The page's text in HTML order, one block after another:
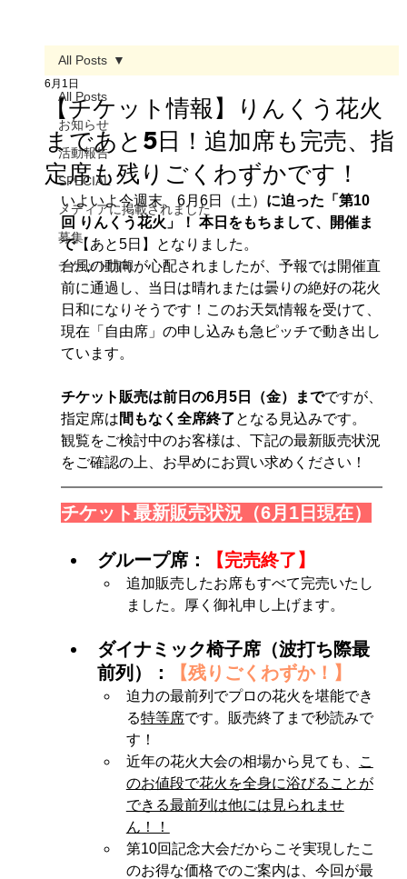
All Posts
お知らせ
活動報告
SPECIAL
メディアに掲載されました
募集
チケット情報
All Posts
【チケット情報】りんくう花火
まであと5日！追加席も完売、指
定席も残りごくわずかです！
6月1日
いよいよ今週末、6月6日（土） に迫った「第10
回 りんくう花火」！ 本日をもちまして、開催ま
で【あと5日】となりました。
台風の動向が心配されましたが、予報では開催直
前に通過し、当日は晴れまたは曇りの絶好の花火
日和になりそうです！このお天気情報を受けて、
現在「自由席」の申し込みも急ピッチで動き出し
ています。
チケット販売は前日の6月5日（金）までですが、
指定席は間もなく全席終了となる見込みです。
観覧をご検討中のお客様は、下記の最新販売状況
をご確認の上、お早めにお買い求めください！
チケット最新販売状況（6月1日現在）
グループ席： 【完売終了】
追加販売したお席もすべて完売いたし
ました。厚く御礼申し上げます。
ダイナミック椅子席（波打ち際最
前列）：
【残りごくわずか！】
迫力の最前列でプロの花火を堪能でき
る特等席です。販売終了まで秒読みで
す！
近年の花火大会の相場から見ても、
こ
のお値段で花火を全身に浴びることが
できる最前列は他には見られませ
ん！！
第10回記念大会だからこそ実現したこ
のお得な価格でのご案内は、今回が最